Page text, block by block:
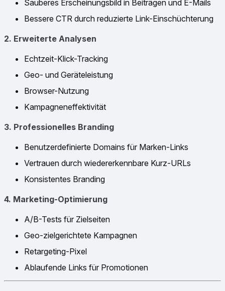
Sauberes Erscheinungsbild in Beiträgen und E-Mails
Bessere CTR durch reduzierte Link-Einschüchterung
2. Erweiterte Analysen
Echtzeit-Klick-Tracking
Geo- und Geräteleistung
Browser-Nutzung
Kampagneneffektivität
3. Professionelles Branding
Benutzerdefinierte Domains für Marken-Links
Vertrauen durch wiedererkennbare Kurz-URLs
Konsistentes Branding
4. Marketing-Optimierung
A/B-Tests für Zielseiten
Geo-zielgerichtete Kampagnen
Retargeting-Pixel
Ablaufende Links für Promotionen